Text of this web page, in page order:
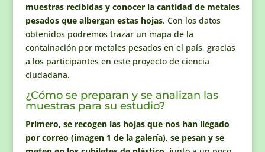
muestras recibidas y conocer la cantidad de metales
pesados que albergan estas hojas. Con los datos
obtenidos podremos trazar un mapa de la
containación por metales pesados en el país, gracias
a los participantes en este proyecto de ciencia
ciudadana.
¿Cómo se preparan y se analizan las
muestras para su estudio?
Primero, se recogen las hojas que nos han llegado
por correo (imagen 1 de la galería), se pesan y se